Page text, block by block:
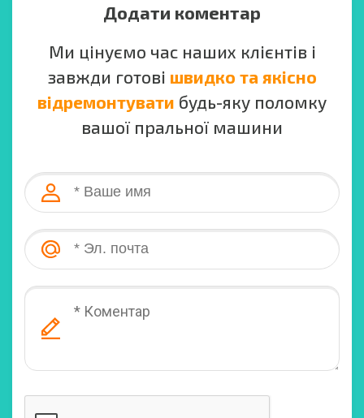
Додати коментар
Ми цінуємо час наших клієнтів і
завжди готові швидко та якісно
відремонтувати будь-яку поломку
вашої пральної машини